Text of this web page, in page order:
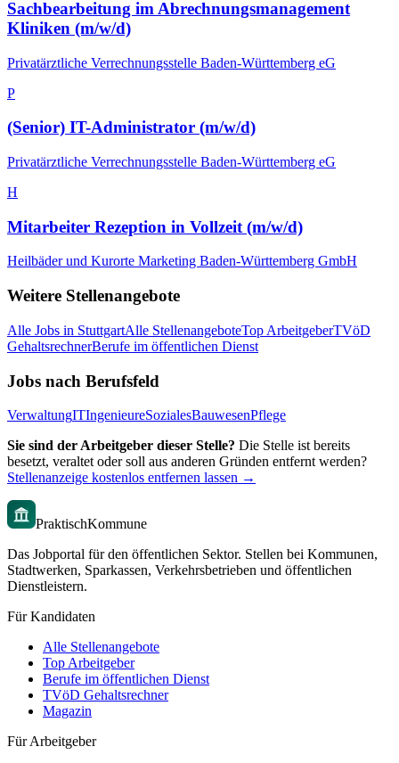
Sachbearbeitung im Abrechnungsmanagement
Kliniken (m/w/d)
Privatärztliche Verrechnungsstelle Baden-Württemberg eG
P
(Senior) IT-Administrator (m/w/d)
Privatärztliche Verrechnungsstelle Baden-Württemberg eG
H
Mitarbeiter Rezeption in Vollzeit (m/w/d)
Heilbäder und Kurorte Marketing Baden-Württemberg GmbH
Weitere Stellenangebote
Alle Jobs in StuttgartAlle StellenangeboteTop ArbeitgeberTVöD
GehaltsrechnerBerufe im öffentlichen Dienst
Jobs nach Berufsfeld
VerwaltungITIngenieureSozialesBauwesenPflege
Sie sind der Arbeitgeber dieser Stelle? Die Stelle ist bereits
besetzt, veraltet oder soll aus anderen Gründen entfernt werden?
Stellenanzeige kostenlos entfernen lassen →
PraktischKommune
Das Jobportal für den öffentlichen Sektor. Stellen bei Kommunen,
Stadtwerken, Sparkassen, Verkehrsbetrieben und öffentlichen
Dienstleistern.
Für Kandidaten
Alle Stellenangebote
Top Arbeitgeber
Berufe im öffentlichen Dienst
TVöD Gehaltsrechner
Magazin
Für Arbeitgeber